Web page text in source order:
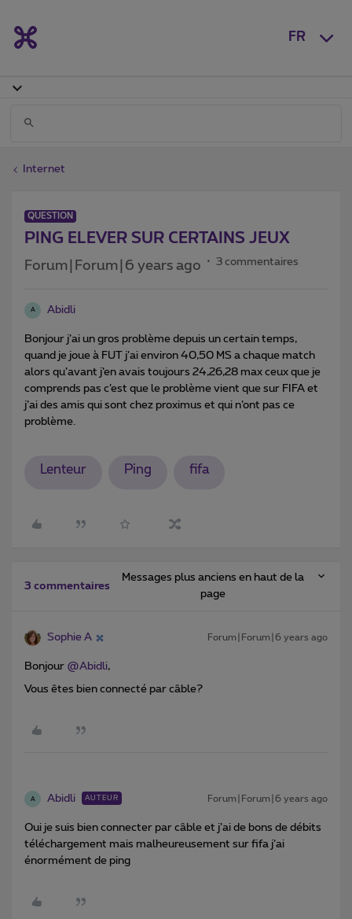
FR
Internet
QUESTION
PING ELEVER SUR CERTAINS JEUX
Forum|Forum|6 years ago 3 commentaires
A Abidli
Bonjour j’ai un gros problème depuis un certain temps,
quand je joue à FUT j’ai environ 40,50 MS a chaque match
alors qu’avant j’en avais toujours 24,26,28 max ceux que je
comprends pas c’est que le problème vient que sur FIFA et
j’ai des amis qui sont chez proximus et qui n’ont pas ce
problème.
Lenteur Ping fifa
3 commentaires
Messages plus anciens en haut de la
page
Sophie A Forum|Forum|6 years ago
Bonjour @Abidli,
Vous êtes bien connecté par câble?
A Abidli AUTEUR Forum|Forum|6 years ago
Oui je suis bien connecter par câble et j’ai de bons de débits
téléchargement mais malheureusement sur fifa j’ai
énormément de ping